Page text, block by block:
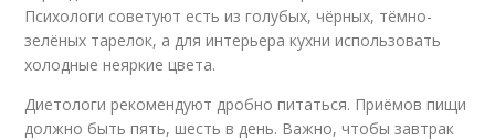
Психологи советуют есть из голубых, чёрных, тёмно-
зелёных тарелок, а для интерьера кухни использовать
холодные неяркие цвета.
Диетологи рекомендуют дробно питаться. Приёмов пищи
должно быть пять, шесть в день. Важно, чтобы завтрак